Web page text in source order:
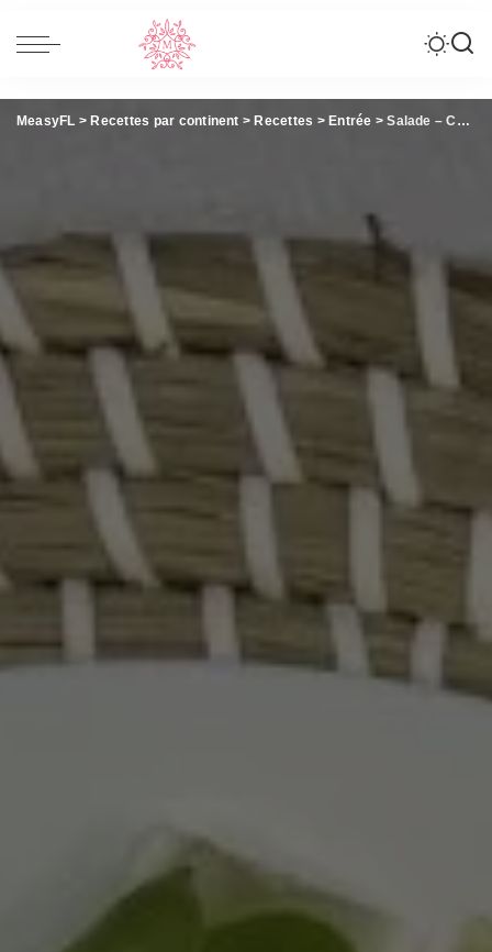
MeasyFL > Recettes par continent > Recettes > Entrée >Salade – Chèvre chaud